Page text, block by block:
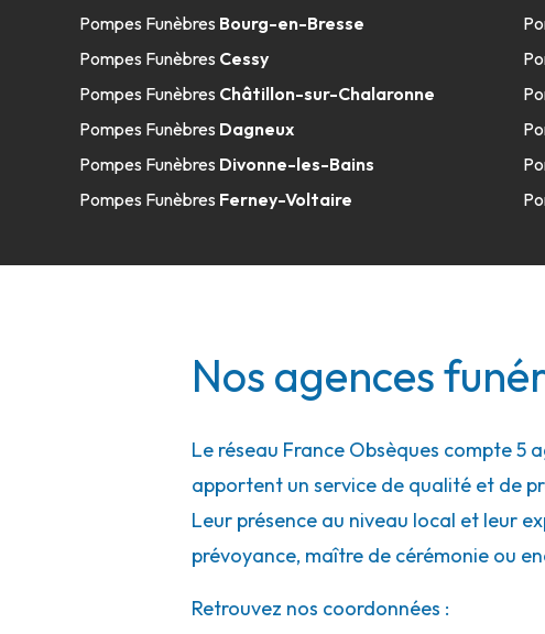
Pompes Funèbres J.Rodot - Macornay
14h-18h
47 Route De Bellecombe-39570 Macornay
Consulter l'agence
Pompes Funèbres Bourg-en-Bresse
Pompes Funèbres Cessy
Pompes Funèbres Châtillon-sur-Chalaronne
Pompes Funèbres Dagneux
Pompes Funèbres Divonne-les-Bains
Pompes Funèbres Ferney-Voltaire
Nos agences
Le réseau France Obsèques compte 5
apportent un service de qualité et de
Leur présence au niveau local et leur
prévoyance, maître de cérémonie ou
Retrouvez nos coordonnées :